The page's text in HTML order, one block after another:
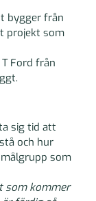
bygger från
projekt som
Ford från
sig tid att
och hur
som
som kommer